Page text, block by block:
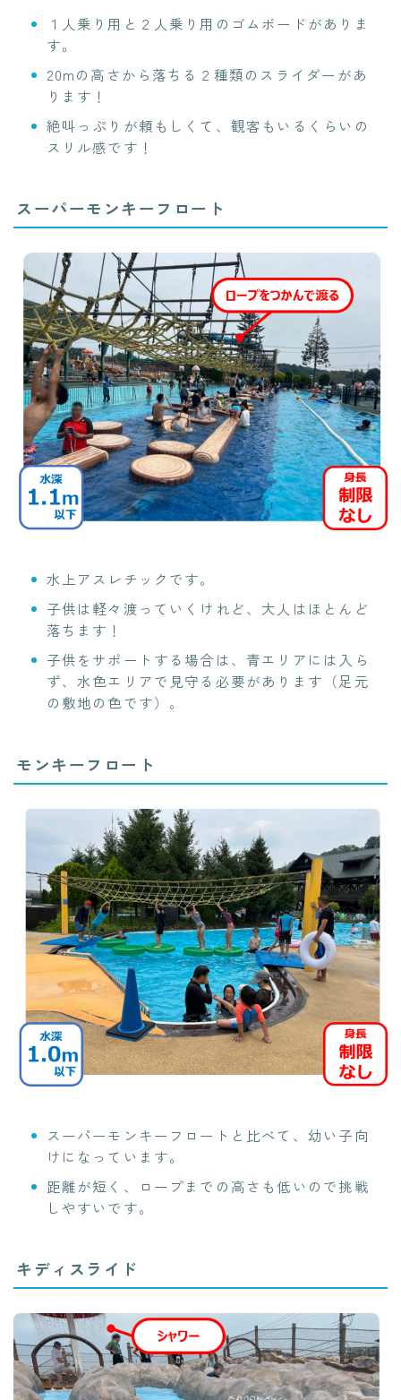
１人乗り用と２人乗り用のゴムボードがありま
す。
20mの高さから落ちる２種類のスライダーがあ
ります！
絶叫っぷりが頼もしくて、観客もいるくらいの
スリル感です！
スーパーモンキーフロート
水上アスレチックです。
子供は軽々渡っていくけれど、大人はほとんど
落ちます！
子供をサポートする場合は、青エリアには入ら
ず、水色エリアで見守る必要があります（足元
の敷地の色です）。
モンキーフロート
スーパーモンキーフロートと比べて、幼い子向
けになっています。
距離が短く、ロープまでの高さも低いので挑戦
しやすいです。
キディスライド